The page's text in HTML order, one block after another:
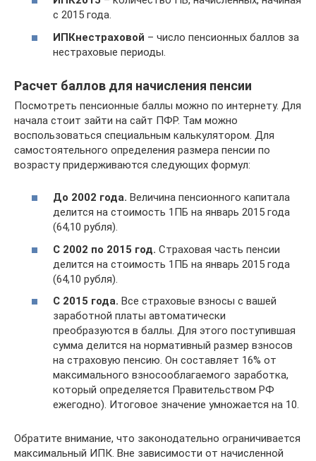
с 2015 года.
ИПКнестраховой – число пенсионных баллов за
нестраховые периоды.
Расчет баллов для начисления пенсии
Посмотреть пенсионные баллы можно по интернету. Для
начала стоит зайти на сайт ПФР. Там можно
воспользоваться специальным калькулятором. Для
самостоятельного определения размера пенсии по
возрасту придерживаются следующих формул:
До 2002 года. Величина пенсионного капитала
делится на стоимость 1ПБ на январь 2015 года
(64,10 рубля).
С 2002 по 2015 год. Страховая часть пенсии
делится на стоимость 1ПБ на январь 2015 года
(64,10 рубля).
С 2015 года. Все страховые взносы с вашей
заработной платы автоматически
преобразуются в баллы. Для этого поступившая
сумма делится на нормативный размер взносов
на страховую пенсию. Он составляет 16% от
максимального взносооблагаемого заработка,
который определяется Правительством РФ
ежегодно). Итоговое значение умножается на 10.
Обратите внимание, что законодательно ограничивается
максимальный ИПК. Вне зависимости от начисленной